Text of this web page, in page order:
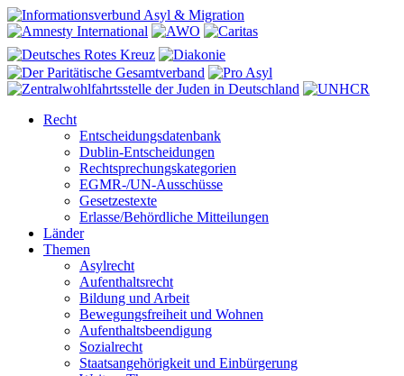
Recht
Entscheidungsdatenbank
Dublin-Entscheidungen
Rechtsprechungskategorien
EGMR-/UN-Ausschüsse
Gesetzestexte
Erlasse/Behördliche Mitteilungen
Länder
Themen
Asylrecht
Aufenthaltsrecht
Bildung und Arbeit
Bewegungsfreiheit und Wohnen
Aufenthaltsbeendigung
Sozialrecht
Staatsangehörigkeit und Einbürgerung